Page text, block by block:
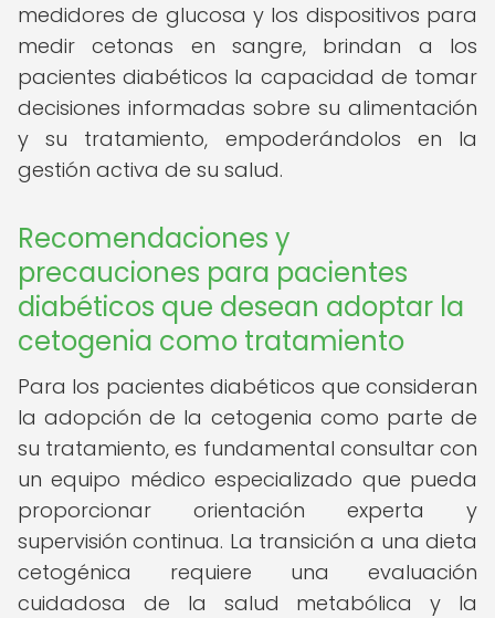
medidores de glucosa y los dispositivos para
medir cetonas en sangre, brindan a los
pacientes diabéticos la capacidad de tomar
decisiones informadas sobre su alimentación
y su tratamiento, empoderándolos en la
gestión activa de su salud.
Recomendaciones y
precauciones para pacientes
diabéticos que desean adoptar la
cetogenia como tratamiento
Para los pacientes diabéticos que consideran
la adopción de la cetogenia como parte de
su tratamiento, es fundamental consultar con
un equipo médico especializado que pueda
proporcionar orientación experta y
supervisión continua. La transición a una dieta
cetogénica requiere una evaluación
cuidadosa de la salud metabólica y la